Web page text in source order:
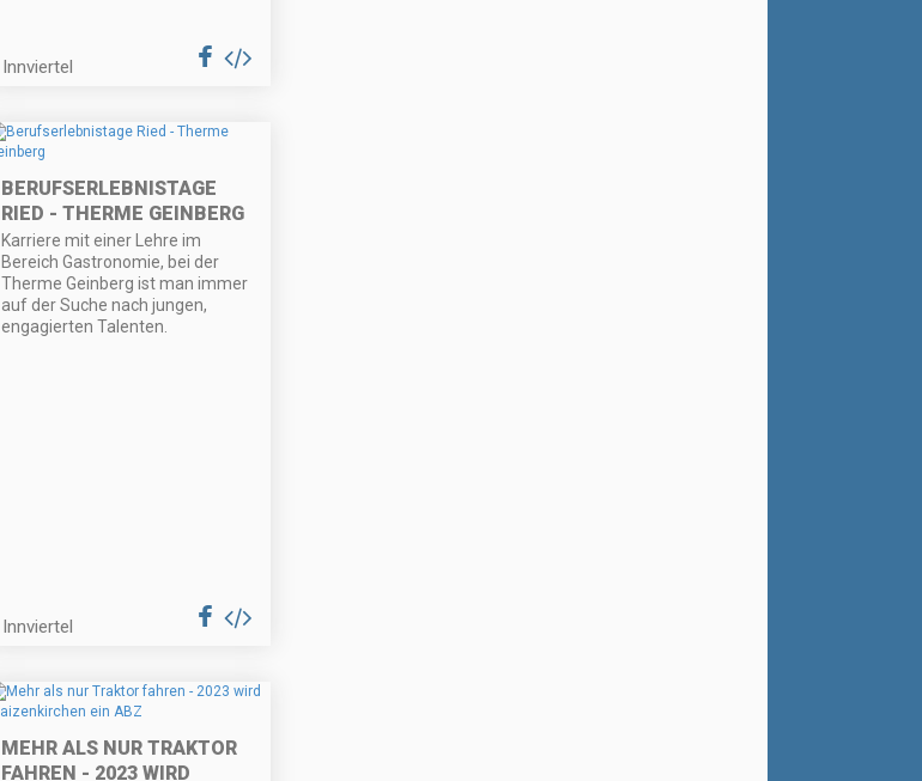
Innviertel
BERUFSERLEBNISTAGE
RIED - THERME GEINBERG
Karriere mit einer Lehre im
Bereich Gastronomie, bei der
Therme Geinberg ist man immer
auf der Suche nach jungen,
engagierten Talenten.
Innviertel
MEHR ALS NUR TRAKTOR
FAHREN - 2023 WIRD